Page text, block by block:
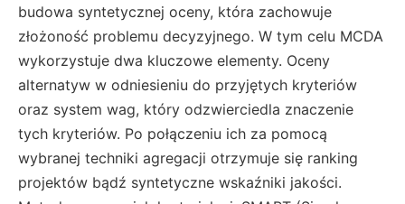
budowa syntetycznej oceny, która zachowuje
złożoność problemu decyzyjnego. W tym celu MCDA
wykorzystuje dwa kluczowe elementy. Oceny
alternatyw w odniesieniu do przyjętych kryteriów
oraz system wag, który odzwierciedla znaczenie
tych kryteriów. Po połączeniu ich za pomocą
wybranej techniki agregacji otrzymuje się ranking
projektów bądź syntetyczne wskaźniki jakości.